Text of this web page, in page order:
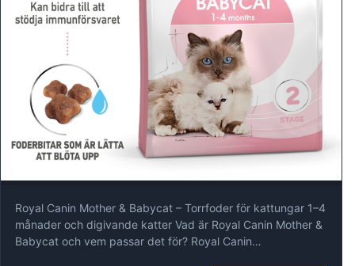
Royal Canin Mother & Babycat – Torrfoder för kattungar 1–4
månader och digivande katter Vad är Royal Canin Mother &
Babycat och vem passar det för? Royal Canin…